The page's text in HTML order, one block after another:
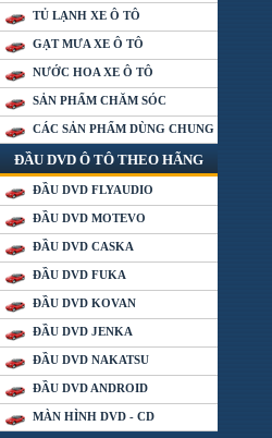
TỦ LẠNH XE Ô TÔ
GẠT MƯA XE Ô TÔ
NƯỚC HOA XE Ô TÔ
SẢN PHẨM CHĂM SÓC
CÁC SẢN PHẨM DÙNG CHUNG
ĐẦU DVD Ô TÔ THEO HÃNG
ĐẦU DVD FLYAUDIO
ĐẦU DVD MOTEVO
ĐẦU DVD CASKA
ĐẦU DVD FUKA
ĐẦU DVD KOVAN
ĐẦU DVD JENKA
ĐẦU DVD NAKATSU
ĐẦU DVD ANDROID
MÀN HÌNH DVD - CD